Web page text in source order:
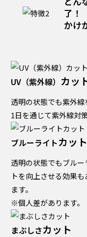
了！
かけ
UV（紫外線） カッ
透明の状態でも紫外線
1日を通じて紫外線対
ブルーライトカット
透明の状態でもブル
トを向上させる効果
ます。
※個人差があります。
まぶしさカット